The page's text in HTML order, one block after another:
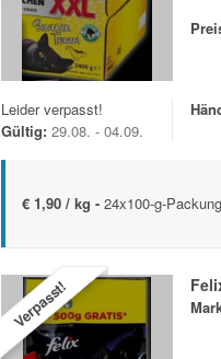
Leider verpasst!
Gültig: 29.08. - 04.09.
€ 1,90 / kg - 24x100-g-Packung
Verpasst!